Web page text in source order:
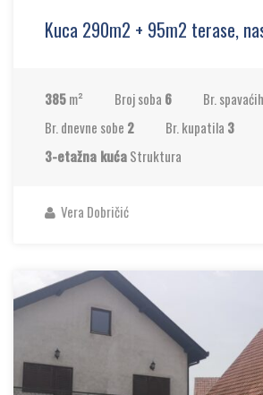
Kuca 290m2 + 95m2 terase,
385m² Broj soba 6 Br.
Br. dnevne sobe 2 Br. kupatila 3
3-etažna kućaStruktura
Vera Dobričić